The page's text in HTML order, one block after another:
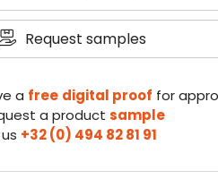
Request samples
a free digital proof for
a product sample
+32 (0) 494 82 81 91
te geven tot
op één
en waarvan
zijn worden door
geaccepteerd en
de
van
1% van de
van de